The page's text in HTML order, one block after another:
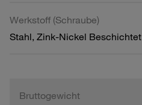
Werkstoff (Schraube)
Stahl, Zink-Nickel Beschichtet
Bruttogewicht